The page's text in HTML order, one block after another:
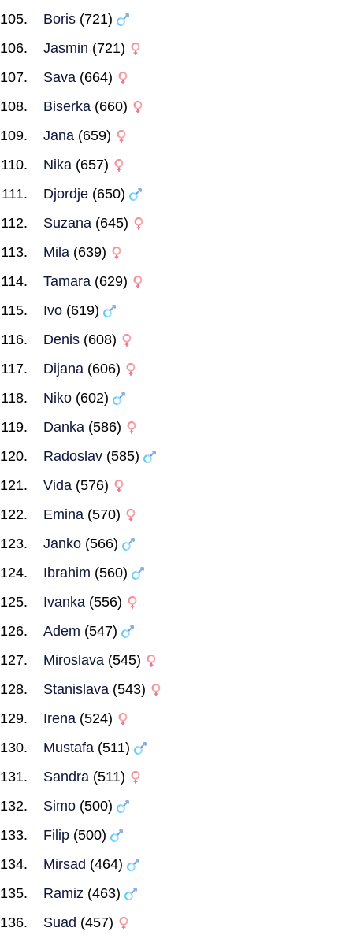
Boris (721)
Jasmin (721)
Sava (664)
Biserka (660)
Jana (659)
Nika (657)
Djordje (650)
Suzana (645)
Mila (639)
Tamara (629)
Ivo (619)
Denis (608)
Dijana (606)
Niko (602)
Danka (586)
Radoslav (585)
Vida (576)
Emina (570)
Janko (566)
Ibrahim (560)
Ivanka (556)
Adem (547)
Miroslava (545)
Stanislava (543)
Irena (524)
Mustafa (511)
Sandra (511)
Simo (500)
Filip (500)
Mirsad (464)
Ramiz (463)
Suad (457)